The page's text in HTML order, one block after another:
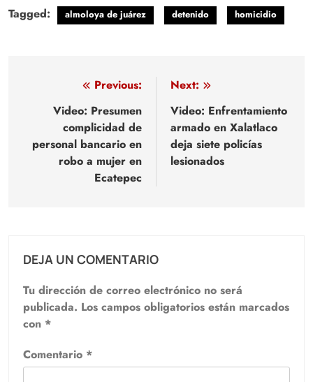
Tagged: almoloya de juárez detenido homicidio
Navegación
entradas
Previous:
Video: Presumen
complicidad de
personal bancario en
robo a mujer en
Ecatepec
Next:
Video: Enfrentamiento
armado en Xalatlaco
deja siete policías
lesionados
DEJA UN COMENTARIO
Tu dirección de correo electrónico no será
publicada. Los campos obligatorios están marcados
con *
Comentario *